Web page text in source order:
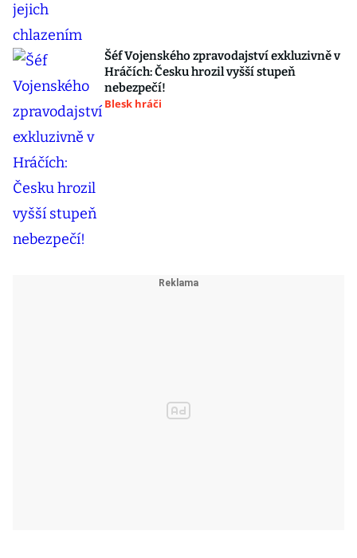
Šéf Vojenského zpravodajství exkluzivně v
Hráčích: Česku hrozil vyšší stupeň
nebezpečí!
Blesk hráči